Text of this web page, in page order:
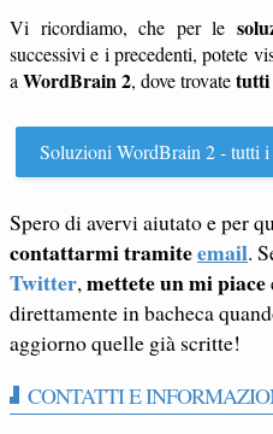
Vi ricordiamo, che per le
successivi e i precedenti, potete
a WordBrain 2, dove trovatetutti
Soluzioni WordBrain 2 - tutti
Spero di avervi aiutato e per
contattarmi tramiteemail.
Twitter,mettete un mi piace
direttamente in bacheca
aggiorno quelle già scritte!
CONTATTI E